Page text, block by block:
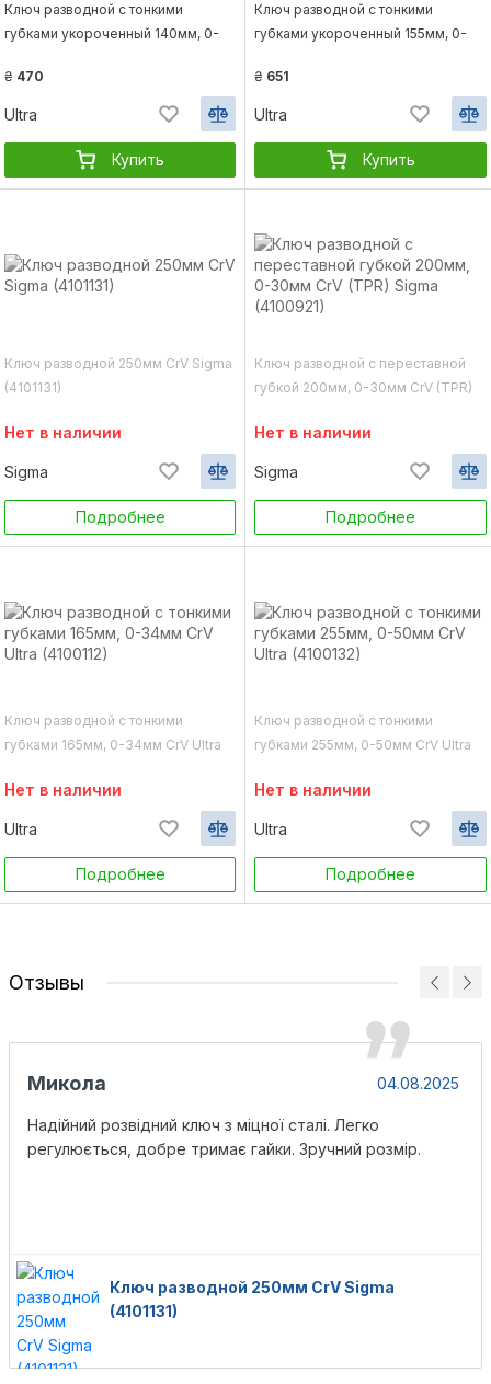
Ключ разводной с тонкими
губками укороченный 140мм, 0-
₴ 470
Ultra
Купить
Ключ разводной с тонкими
губками укороченный 155мм, 0-
₴ 651
Ultra
Купить
Ключ разводной 250мм CrV Sigma
(4101131)
Нет в наличии
Sigma
Подробнее
Ключ разводной с переставной
губкой 200мм, 0-30мм CrV (TPR)
Нет в наличии
Sigma
Подробнее
Ключ разводной с тонкими
губками 165мм, 0-34мм CrV Ultra
Нет в наличии
Ultra
Подробнее
Ключ разводной с тонкими
губками 255мм, 0-50мм CrV Ultra
Нет в наличии
Ultra
Подробнее
Отзывы
Микола 04.08.2025
Надійний розвідний ключ з міцної сталі. Легко
регулюється, добре тримає гайки. Зручний розмір.
Ключ разводной 250мм CrV Sigma
(4101131)